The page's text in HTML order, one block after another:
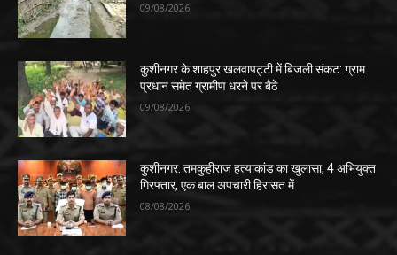
09/08/2026
कुशीनगर के शाहपुर खलवापट्टी में बिजली संकट: ग्राम
प्रधान समेत ग्रामीण धरने पर बैठे
09/08/2026
कुशीनगर: तमकुहीराज हत्याकांड का खुलासा, 4 अभियुक्त
गिरफ्तार, एक बाल अपचारी हिरासत में
08/08/2026